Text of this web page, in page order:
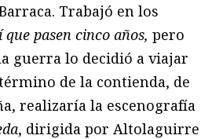
Trabajó en los
que pasen cinco años, pero
guerra lo decidió a viajar
de la contienda, de
realizaría la escenografía
, dirigida por Altolaguirre